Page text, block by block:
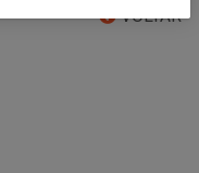
VOLTAR